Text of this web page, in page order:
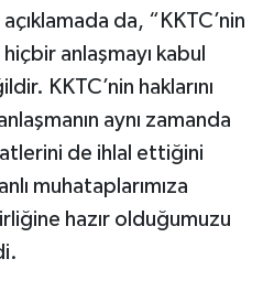
açıklamada da, “KKTC’nin
hiçbir anlaşmayı kabul
KKTC’nin haklarını
aynı zamanda
de ihlal ettiğini
muhataplarımıza
hazır olduğumuzu